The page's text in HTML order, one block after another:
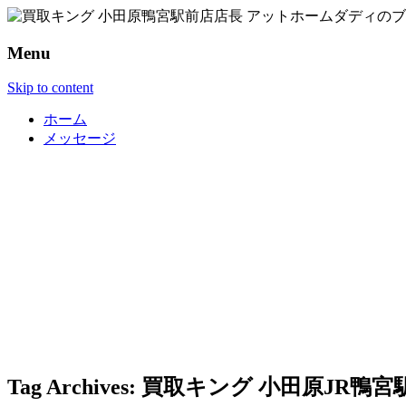
Menu
Skip to content
ホーム
メッセージ
Tag Archives: 買取キング 小田原JR鴨宮